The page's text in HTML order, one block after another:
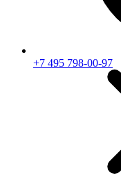
+7 495 798-00-97